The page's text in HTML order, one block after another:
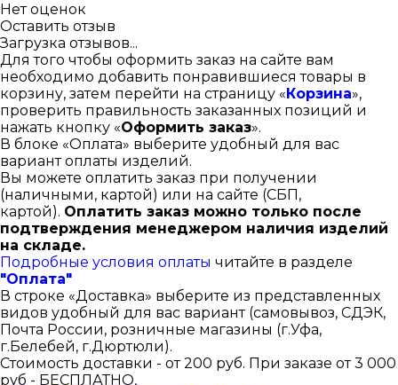
Нет оценок
Оставить отзыв
Загрузка отзывов...
Для того чтобы оформить заказ на сайте вам
необходимо добавить понравившиеся товары в
корзину, затем перейти на страницу «Корзина»,
проверить правильность заказанных позиций и
нажать кнопку «Оформить заказ».
В блоке «Оплата» выберите удобный для вас
вариант оплаты изделий.
Вы можете оплатить заказ при получении
(наличными, картой) или на сайте (СБП,
картой). Оплатить заказ можно только после
подтверждения менеджером наличия изделий
на складе.
Подробные условия оплаты читайте в разделе
"Оплата"
В строке «Доставка» выберите из представленных
видов удобный для вас вариант (самовывоз, СДЭК,
Почта России, розничные магазины (г.Уфа,
г.Белебей, г.Дюртюли).
Стоимость доставки - от 200 руб. При заказе от 3 000
руб - БЕСПЛАТНО,